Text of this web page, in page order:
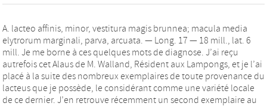
A. lacteo affinis, minor, vestitura magis brunnea; macula media
elytrorum marginali, parva, arcuata. — Long. 17 — 18 mill., lat. 6
mill. Je me borne à ces quelques mots de diagnose. J’ai reçu
autrefois cet Alaus de M. Walland, Résident aux Lampongs, et je l’ai
placé à la suite des nombreux exemplaires de toute provenance du
lacteus que je possède, le considérant comme une variété locale
de ce dernier. J’en retrouve récemment un second exemplaire au